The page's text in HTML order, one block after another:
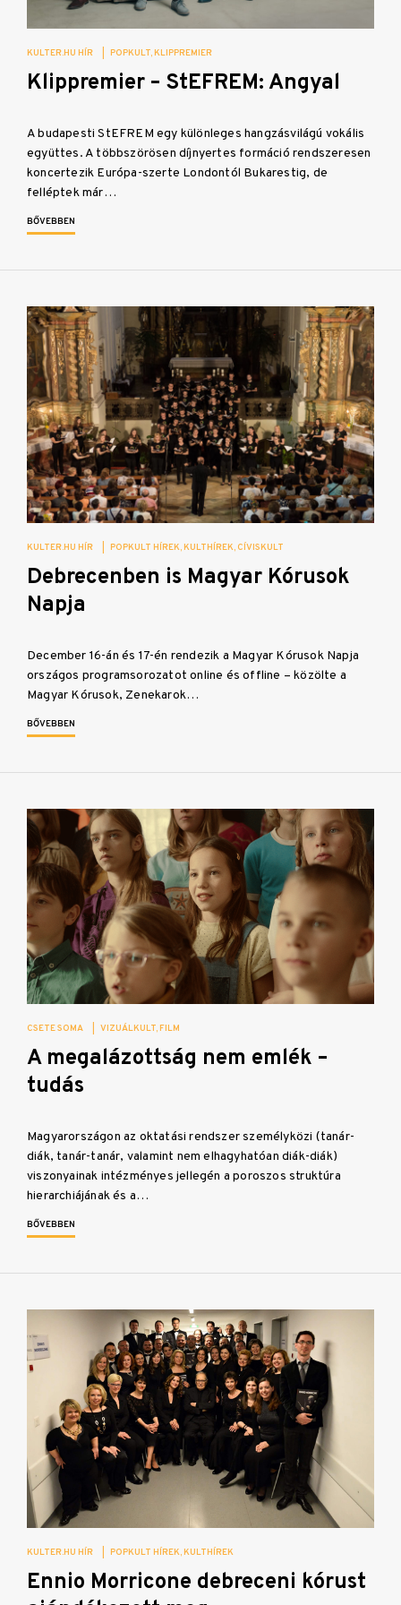
KULTER.HU HÍR POPKULT KLIPPREMIER
Klippremier – StEFREM: Angyal
A budapesti StEFREM egy különleges hangzásvilágú vokális
együttes. A többszörösen díjnyertes formáció rendszeresen
koncertezik Európa-szerte Londontól Bukarestig, de
felléptek már…
BŐVEBBEN
KULTER.HU HÍR POPKULT HÍREK KULTHÍREK CÍVISKULT
Debrecenben is Magyar Kórusok
Napja
December 16-án és 17-én rendezik a Magyar Kórusok Napja
országos programsorozatot online és offline – közölte a
Magyar Kórusok, Zenekarok…
BŐVEBBEN
CSETE SOMA VIZUÁLKULT FILM
A megalázottság nem emlék –
tudás
Magyarországon az oktatási rendszer személyközi (tanár-
diák, tanár-tanár, valamint nem elhagyhatóan diák-diák)
viszonyainak intézményes jellegén a poroszos struktúra
hierarchiájának és a…
BŐVEBBEN
KULTER.HU HÍR POPKULT HÍREK KULTHÍREK
Ennio Morricone debreceni kórust